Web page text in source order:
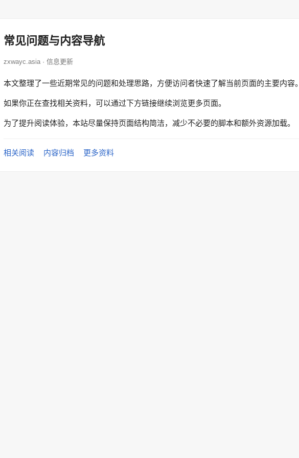
常见问题与内容导航
zxwayc.asia · 信息更新
本文整理了一些近期常见的问题和处理思路，方便访问者快速了解当前页面的主要内容。
如果你正在查找相关资料，可以通过下方链接继续浏览更多页面。
为了提升阅读体验，本站尽量保持页面结构简洁，减少不必要的脚本和额外资源加载。
相关阅读 内容归档 更多资料